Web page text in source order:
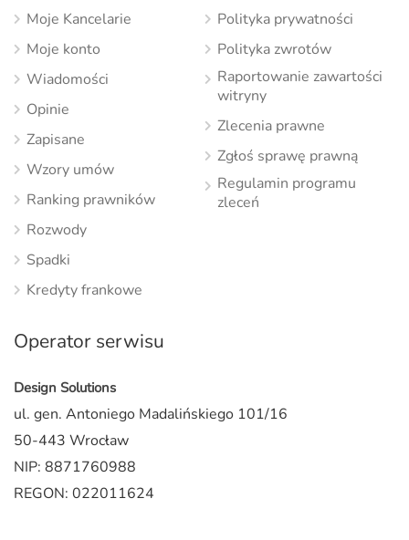
Moje Kancelarie
Moje konto
Wiadomości
Opinie
Zapisane
Wzory umów
Ranking prawników
Rozwody
Spadki
Kredyty frankowe
Polityka prywatności
Polityka zwrotów
Raportowanie zawartości
witryny
Zlecenia prawne
Zgłoś sprawę prawną
Regulamin programu
zleceń
Operator serwisu
Design Solutions
ul. gen. Antoniego Madalińskiego 101/16
50-443 Wrocław
NIP: 8871760988
REGON: 022011624